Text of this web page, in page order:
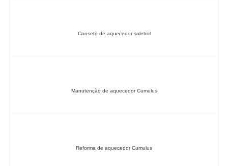
Conseto de aquecedor soletrol
Manutenção de aquecedor Cumulus
Reforma de aquecedor Cumulus